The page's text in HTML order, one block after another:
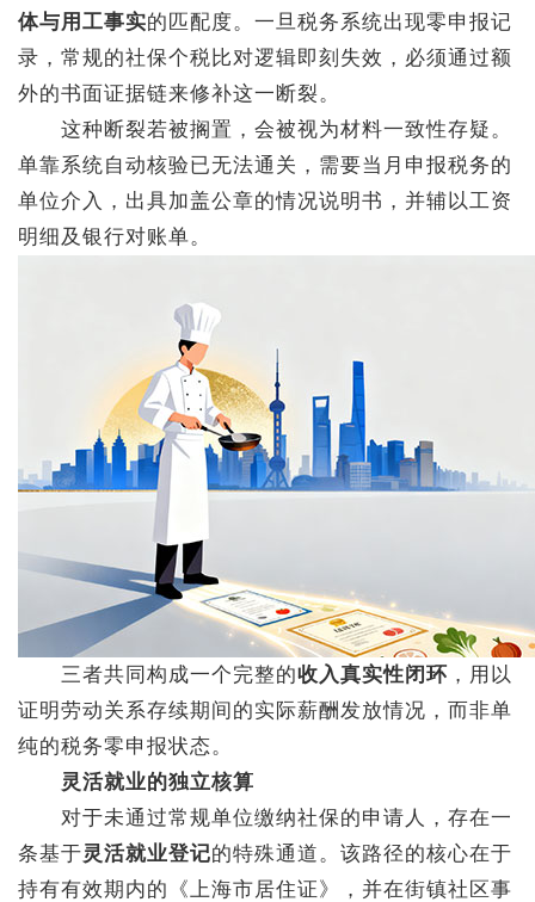
体与用工事实的匹配度。一旦税务系统出现零申报记
录，常规的社保个税比对逻辑即刻失效，必须通过额
外的书面证据链来修补这一断裂。
这种断裂若被搁置，会被视为材料一致性存疑。
单靠系统自动核验已无法通关，需要当月申报税务的
单位介入，出具加盖公章的情况说明书，并辅以工资
明细及银行对账单。
三者共同构成一个完整的收入真实性闭环 ，用以
证明劳动关系存续期间的实际薪酬发放情况，而非单
纯的税务零申报状态。
灵活就业的独立核算
对于未通过常规单位缴纳社保的申请人，存在一
条基于灵活就业登记的特殊通道。该路径的核心在于
持有有效期内的《上海市居住证》，并在街镇社区事